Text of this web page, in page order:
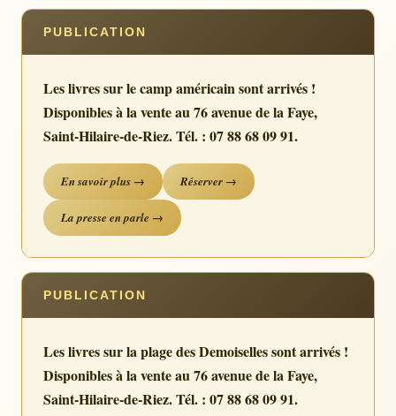
PUBLICATION
Les livres sur le camp américain sont arrivés !
Disponibles à la vente au 76 avenue de la Faye,
Saint-Hilaire-de-Riez. Tél. : 07 88 68 09 91.
En savoir plus → Réserver →
La presse en parle →
PUBLICATION
Les livres sur la plage des Demoiselles sont arrivés !
Disponibles à la vente au 76 avenue de la Faye,
Saint-Hilaire-de-Riez. Tél. : 07 88 68 09 91.